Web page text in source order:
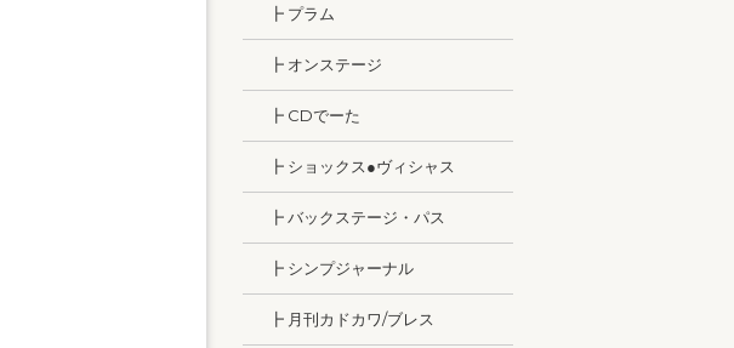
┣ プラム
┣ オンステージ
┣ CDでーた
┣ ショックス●ヴィシャス
┣ バックステージ・パス
┣ シンプジャーナル
┣ 月刊カドカワ/ブレス